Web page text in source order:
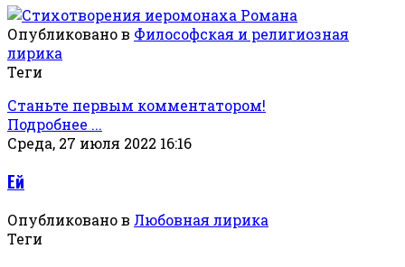
Опубликовано в Философская и религиозная
лирика
Теги
Станьте первым комментатором!
Подробнее ...
Среда, 27 июля 2022 16:16
Ей
Опубликовано в Любовная лирика
Теги